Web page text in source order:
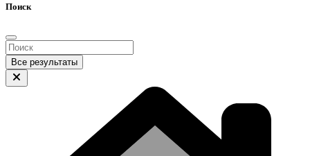
Поиск
Все результаты